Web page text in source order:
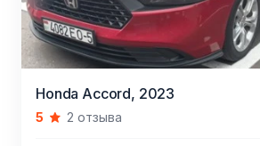
Honda Accord, 2023
5 2 отзыва